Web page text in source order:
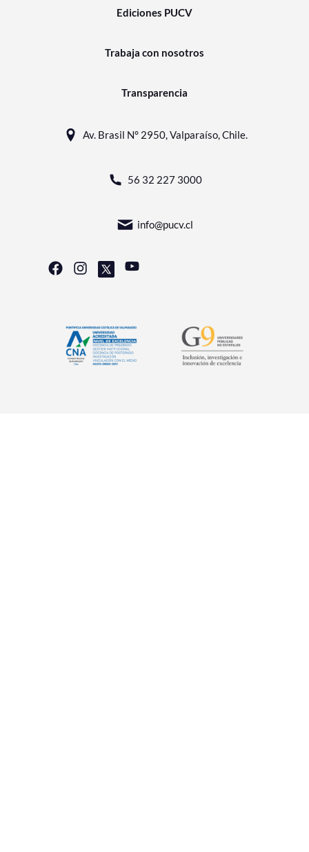
Ediciones PUCV
Trabaja con nosotros
Transparencia
Av. Brasil N° 2950, Valparaíso, Chile.
56 32 227 3000
info@pucv.cl